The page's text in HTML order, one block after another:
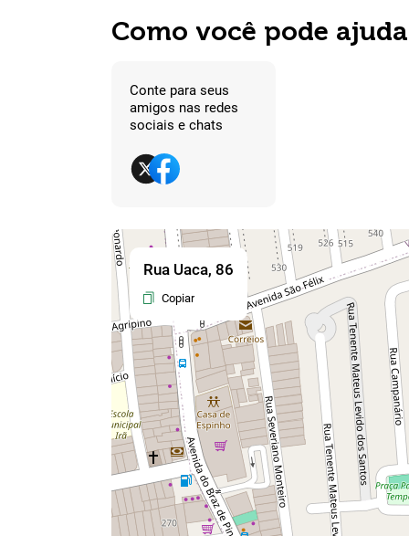
Como você pode
Conte para seus
amigos nas redes
sociais e chats
Rua Uaca, 86
Copiar